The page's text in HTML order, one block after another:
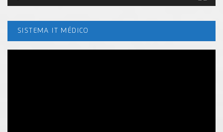
SISTEMA IT MÉDICO